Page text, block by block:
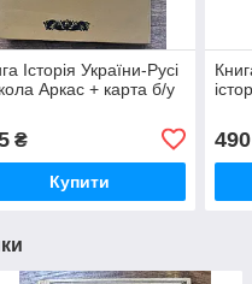
Історія України-Русі
Аркас + карта б/у
₴
Купити
490